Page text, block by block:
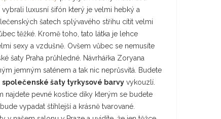
luxusní šifón který je velmi hebký a
šatech splývavého střihu cítit velmi
těžké. Kromě toho, tato látka je lehce
sexy a vzdušně. Ovšem vůbec se nemusíte
šaty Praha průhledné. Návrhářka Zoryana
jemným saténem a tak nic neprůsvitá. Budete
společenské šaty tyrkysové barvyvykouzlí.
najdete pevné kostice díky kterým se budete
vypadat štíhlejší a krásně tvarované.